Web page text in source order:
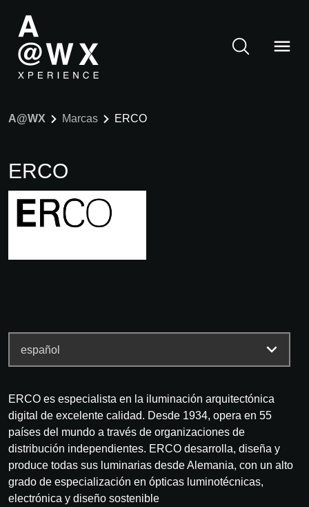
A@WX Marcas ERCO
ERCO
ERCO es especialista en la iluminación arquitectónica
digital de excelente calidad. Desde 1934, opera en 55
países del mundo a través de organizaciones de
distribución independientes. ERCO desarrolla, diseña y
produce todas sus luminarias desde Alemania, con un alto
grado de especialización en ópticas luminotécnicas,
electrónica y diseño sostenible